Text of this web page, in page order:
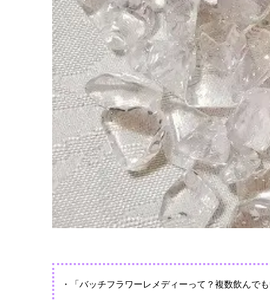
・「バッチフラワーレメディーって？複数飲んで